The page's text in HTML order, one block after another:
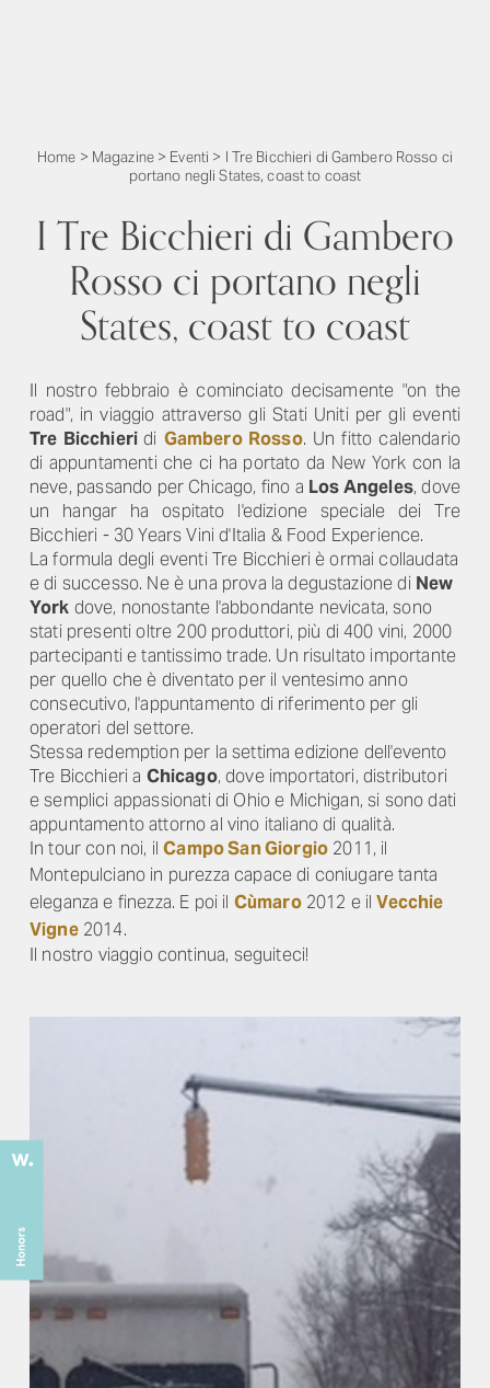
Home > Magazine> Eventi > I Tre Bicchieri di Gambero Rosso ci
portano negli States, coast to coast
I Tre Bicchieri di Gambero
Rosso ci portano negli
States, coast to coast
Il nostro febbraio è cominciato decisamente "on the
road", in viaggio attraverso gli Stati Uniti per gli eventi
Tre Bicchieridi Gambero Rosso. Un fitto calendario
di appuntamenti che ci ha portato da New York con la
neve, passando per Chicago, fino a Los Angeles, dove
un hangar ha ospitato l'edizione speciale dei Tre
Bicchieri - 30 Years Vini d'Italia & Food Experience.
La formula degli eventi Tre Bicchieri è ormai collaudata
e di successo. Ne è una prova la degustazione di New
York dove, nonostante l'abbondante nevicata, sono
stati presenti oltre 200 produttori, più di 400 vini, 2000
partecipanti e tantissimo trade. Un risultato importante
per quello che è diventato per il ventesimo anno
consecutivo, l'appuntamento di riferimento per gli
operatori del settore.
Stessa redemption per la settima edizione dell'evento
Tre Bicchieri a Chicago, dove importatori, distributori
e semplici appassionati di Ohio e Michigan, si sono dati
appuntamento attorno al vino italiano di qualità.
In tour con noi, ilCampo San Giorgio 2011, il
Montepulciano in purezza capace di coniugare tanta
eleganza e finezza. E poi il Cùmaro2012 e ilVecchie
Vigne2014.
Il nostro viaggio continua, seguiteci!